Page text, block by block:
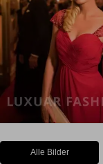
Alle Bilder